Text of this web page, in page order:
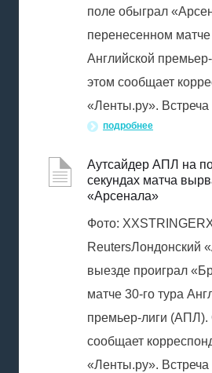
поле обыграл
перенесенном матче
Английской
этом сообщает
«Ленты.ру». Встреча
подробнее
Аутсайдер АПЛ на
секундах матча
«Арсенала»
Фото:
ReutersЛондонский
выезде проиграл
матче 30-го тура
премьер-лиги (АПЛ).
сообщает
«Ленты.ру».